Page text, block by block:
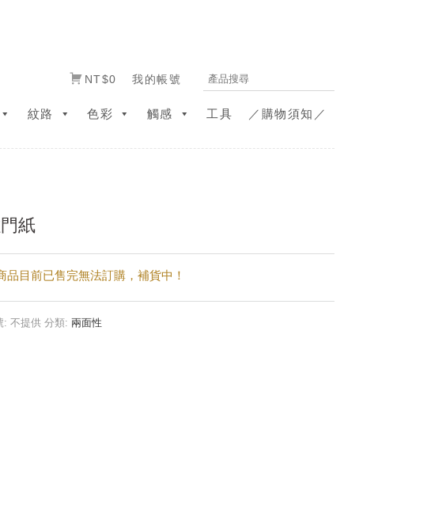
NT$0 我的帳號
紋路 色彩 觸感 工具 ／購物須知／
紙
品目前已售完無法訂購
: 不提供 分類: 兩面性